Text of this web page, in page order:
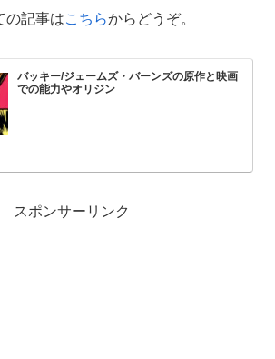
の記事はこちらからどうぞ。
バッキー/ジェームズ・バーンズの原作と映画
での能力やオリジン
スポンサーリンク